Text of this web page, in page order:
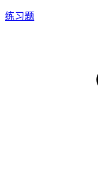
练习题